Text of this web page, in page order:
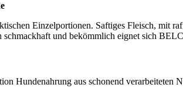
Einzelportionen. Saftiges Fleisch, mit
schmackhaft und bekömmlich eignet sich
Hundenahrung aus schonend verarbeiteten